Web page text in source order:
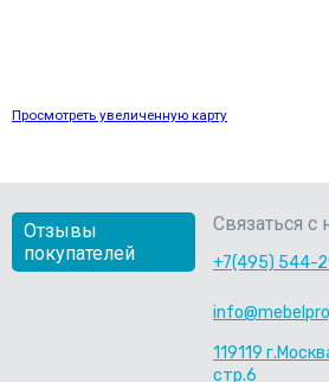
Просмотреть увеличенную карту
Отзывы
покупателей
Связаться с
+7(495) 544-
119119
стр.6